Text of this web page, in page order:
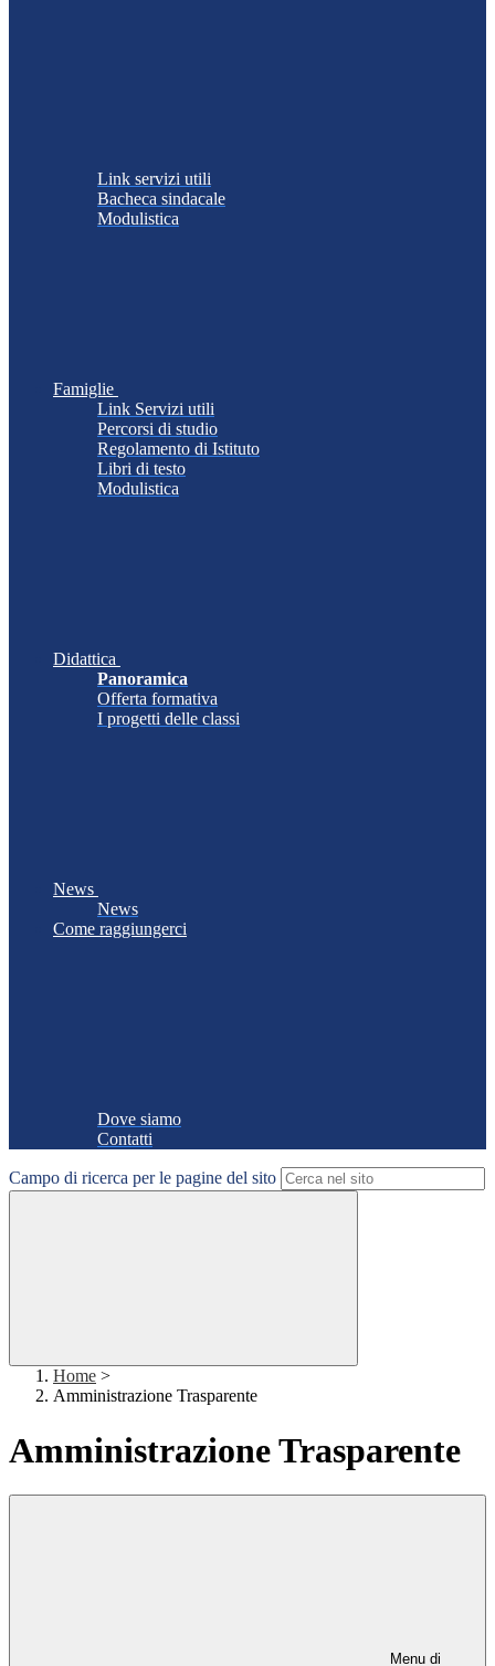
Link servizi utili
Bacheca sindacale
Modulistica
Famiglie
Link Servizi utili
Percorsi di studio
Regolamento di Istituto
Libri di testo
Modulistica
Didattica
Panoramica
Offerta formativa
I progetti delle classi
News
News
Come raggiungerci
Dove siamo
Contatti
Campo di ricerca per le pagine del sito
Home >
Amministrazione Trasparente
Amministrazione Trasparente
Menu di